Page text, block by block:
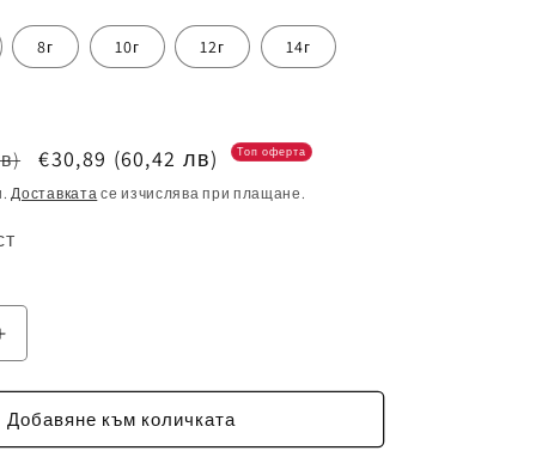
8г 10г 12г 14г
Цена
при
€30,89 (60,42 лв) Топ оферта
Доставката се изчислява при плащане.
Увеличаване
за
Добавяне към количката